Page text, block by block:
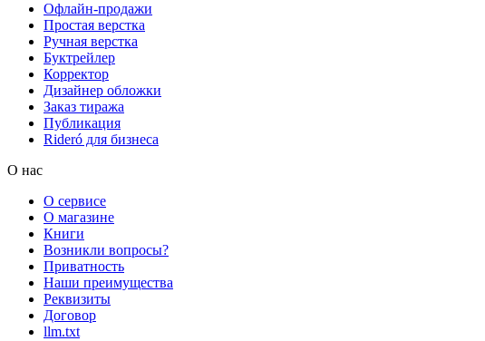
Офлайн-продажи
Простая верстка
Ручная верстка
Буктрейлер
Корректор
Дизайнер обложки
Заказ тиража
Публикация
Rideró для бизнеса
О нас
О сервисе
О магазине
Книги
Возникли вопросы?
Приватность
Наши преимущества
Реквизиты
Договор
llm.txt